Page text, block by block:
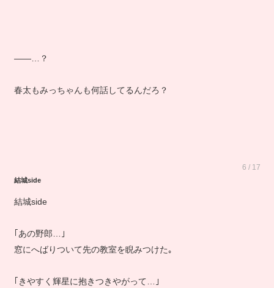
――…？
春太もみっちゃんも何話してるんだろ？
6 / 17
結城side
結城side
｢あの野郎…｣
窓にへばりついて先の教室を睨みつけた｡
｢きやすく輝星に抱きつきやがって…｣